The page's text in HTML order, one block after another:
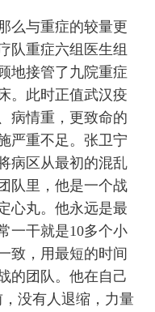
么与重症的较量更
队重症六组医生组
地接管了九院重症
。此时正值武汉疫
病情重，更致命的
严重不足。张卫宁
病区从最初的混乱
队里，他是一个战
心丸。他永远是最
一干就是10多个小
致，用最短的时间
的团队。他在自己
没有人退缩，力量